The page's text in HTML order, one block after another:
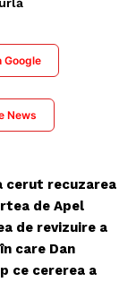
News
cerut recuzarea
de Apel
de revizuire a
care Dan
ce cererea a